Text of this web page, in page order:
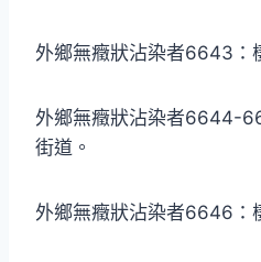
外鄉無癥狀沾染者6643：
外鄉無癥狀沾染者6644-
街道。
外鄉無癥狀沾染者6646：